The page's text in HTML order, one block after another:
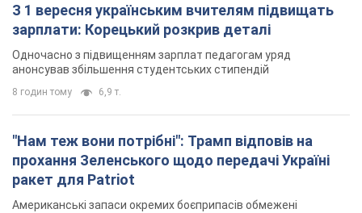
З 1 вересня українським вчителям підвищать
зарплати: Корецький розкрив деталі
Одночасно з підвищенням зарплат педагогам уряд
анонсував збільшення студентських стипендій
8 годин тому 6,9 т.
"Нам теж вони потрібні": Трамп відповів на
прохання Зеленського щодо передачі Україні
ракет для Patriot
Американські запаси окремих боєприпасів обмежені